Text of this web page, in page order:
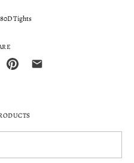
80D Tights